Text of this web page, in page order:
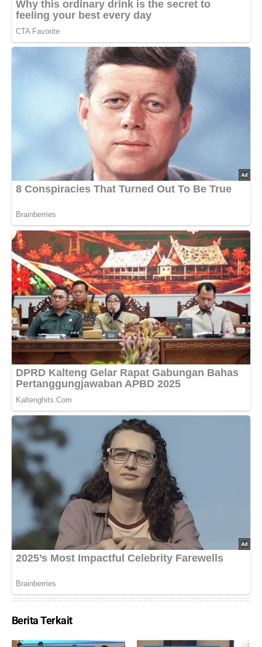
Berita Terkait